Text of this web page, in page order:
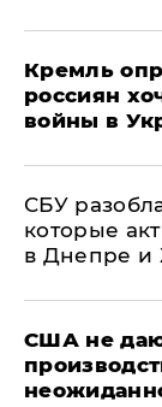
Кремль
россиян
войны в
СБУ
которые
в Днепре
США не